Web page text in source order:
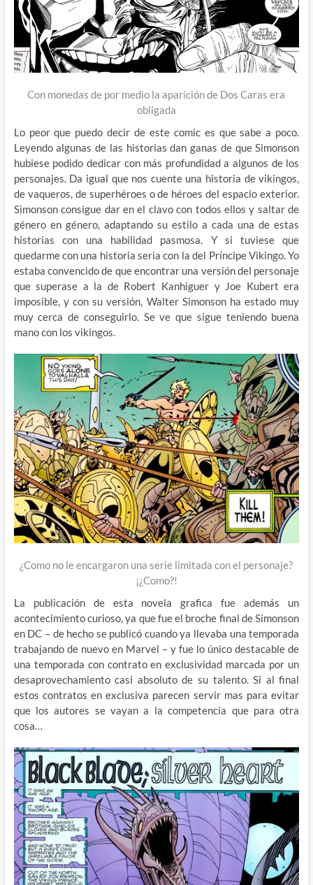
Con monedas de por medio la aparición de Dos Caras era
obligada
Lo peor que puedo decir de este comic es que sabe a poco.
Leyendo algunas de las historias dan ganas de que Simonson
hubiese podido dedicar con más profundidad a algunos de los
personajes. Da igual que nos cuente una historia de vikingos,
de vaqueros, de superhéroes o de héroes del espacio exterior.
Simonson consigue dar en el clavo con todos ellos y saltar de
género en género, adaptando su estilo a cada una de estas
historias con una habilidad pasmosa. Y si tuviese que
quedarme con una historia seria con la del Príncipe Vikingo. Yo
estaba convencido de que encontrar una versión del personaje
que superase a la de Robert Kanhiguer y Joe Kubert era
imposible, y con su versión, Walter Simonson ha estado muy
muy cerca de conseguirlo. Se ve que sigue teniendo buena
mano con los vikingos.
¿Como no le encargaron una serie limitada con el personaje?
¡¿Como?!
La publicación de esta novela grafica fue además un
acontecimiento curioso, ya que fue el broche final de Simonson
en DC – de hecho se publicó cuando ya llevaba una temporada
trabajando de nuevo en Marvel – y fue lo único destacable de
una temporada con contrato en exclusividad marcada por un
desaprovechamiento casi absoluto de su talento. Si al final
estos contratos en exclusiva parecen servir mas para evitar
que los autores se vayan a la competencia que para otra
cosa…